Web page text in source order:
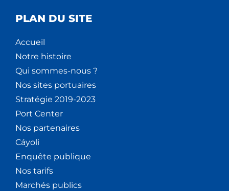
PLAN DU SITE
Accueil
Notre histoire
Qui sommes-nous ?
Nos sites portuaires
Stratégie 2019-2023
Port Center
Nos partenaires
Cáyoli
Enquête publique
Nos tarifs
Marchés publics